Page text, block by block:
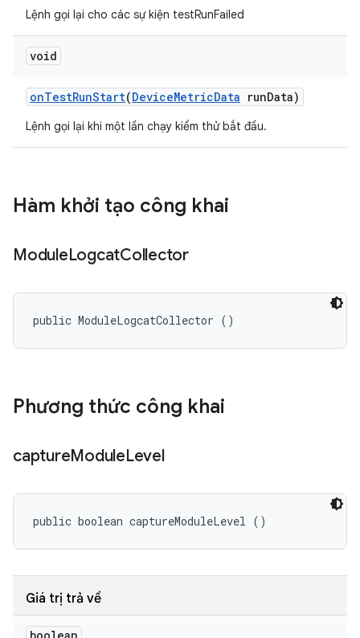
Lệnh gọi lại cho các sự kiện testRunFailed
void
onTestRunStart(DeviceMetricData runData)
Lệnh gọi lại khi một lần chạy kiểm thử bắt đầu.
Hàm khởi tạo công khai
ModuleLogcatCollector
public ModuleLogcatCollector ()
Phương thức công khai
captureModuleLevel
public boolean captureModuleLevel ()
Giá trị trả về